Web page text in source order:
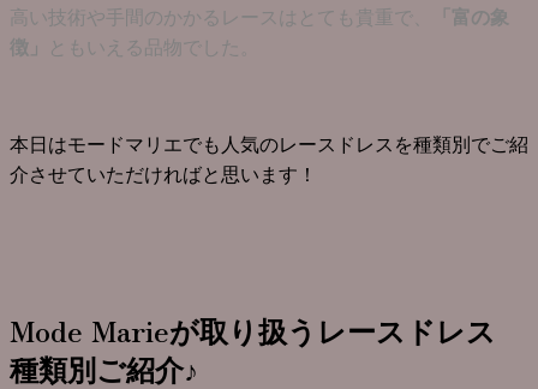
高い技術や手間のかかるレースはとても貴重で、
「富の象
徴」
ともいえる品物でした。
本日はモードマリエでも人気のレースドレスを種類別でご紹
介させていただければと思います！
Mode Marieが取り扱うレースドレス
種類別ご紹介♪